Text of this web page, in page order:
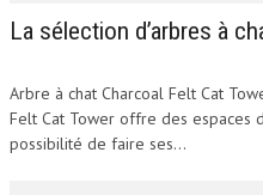
La sélection d’arbres à
Arbre à chat Charcoal Felt Cat
Felt Cat Tower offre des espaces
possibilité de faire ses...